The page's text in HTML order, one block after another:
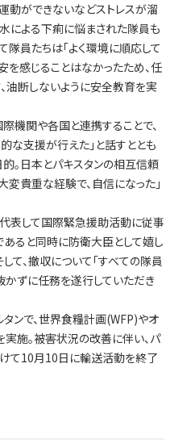
動ができないなどストレスが溜
による下痢に悩まされた隊員も
隊員たちは「よく環境に順応して
を感じることはなかったため、任
油断しないように安全教育を実
機関や各国と連携することで、
な支援が行えた」と話すととも
的。日本とパキスタンの相互信頼
貴重な経験で、自信になった」
表して国際緊急援助活動に従事
ると同時に防衛大臣として嬉し
て、撤収について「すべての隊員
ずに任務を遂行していただき
ンで、世界食糧計画(WFP)やオ
施。被害状況の改善に伴い、パ
て10月10日に輸送活動を終了